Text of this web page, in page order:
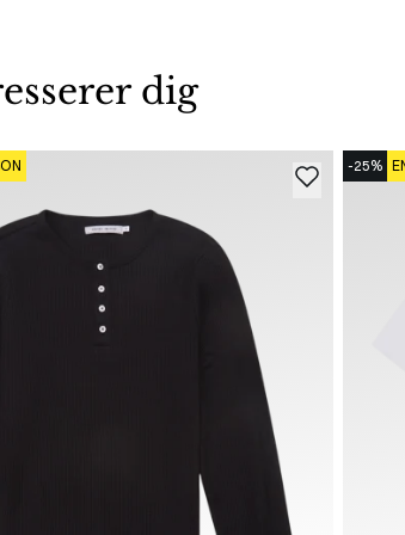
dig
-25%